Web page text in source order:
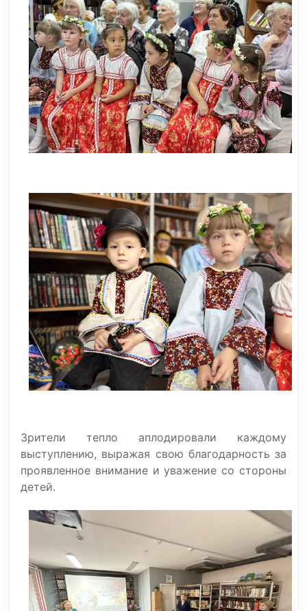
Зрители тепло аплодировали каждому
выступлению, выражая свою благодарность за
проявленное внимание и уважение со стороны
детей.